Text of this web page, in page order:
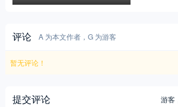
殖…
评论 A 为本文作者，G 为游客
暂无评论！
提交评论 游客